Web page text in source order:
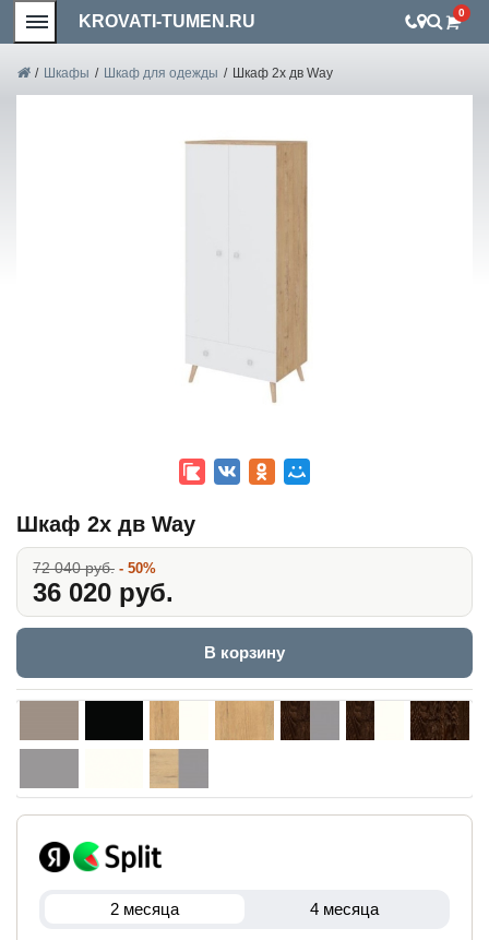
KROVATI-TUMEN.RU 0
/ Шкафы / Шкаф для одежды / Шкаф 2х дв Way
Шкаф 2х дв Way
72 040 руб. - 50%
36 020 руб.
В корзину
2 месяца 4 месяца